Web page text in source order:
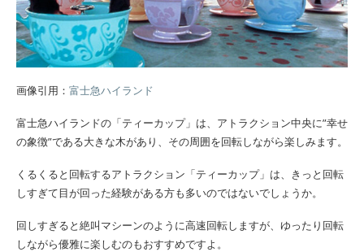
画像引用： 富士急ハイランド
富士急ハイランドの「ティーカップ」は、アトラクション中央に”幸せ
の象徴”である大きな木があり、その周囲を回転しながら楽しみます。
くるくると回転するアトラクション「ティーカップ」は、きっと回転
しすぎて目が回った経験がある方も多いのではないでしょうか。
回しすぎると絶叫マシーンのように高速回転しますが、ゆったり回転
しながら優雅に楽しむのもおすすめですよ。